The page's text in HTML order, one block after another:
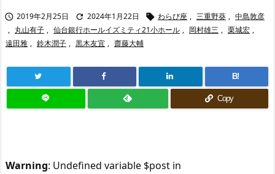
 2019年2月25日  2024年1月22日  わらび座 , 三重野葵 , 中島敦彦
, 丸山有子 , 仙台銀行ホールイズミティ21小ホール , 岡村雄三 , 栗城宏 ,
遠田雅 , 鈴木潤子 , 黒木友宜 , 齋藤大輔
B!
Copy
Warning: Undefined variable $post in